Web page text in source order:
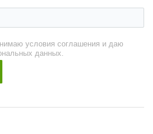
условия соглашения и даю
данных.